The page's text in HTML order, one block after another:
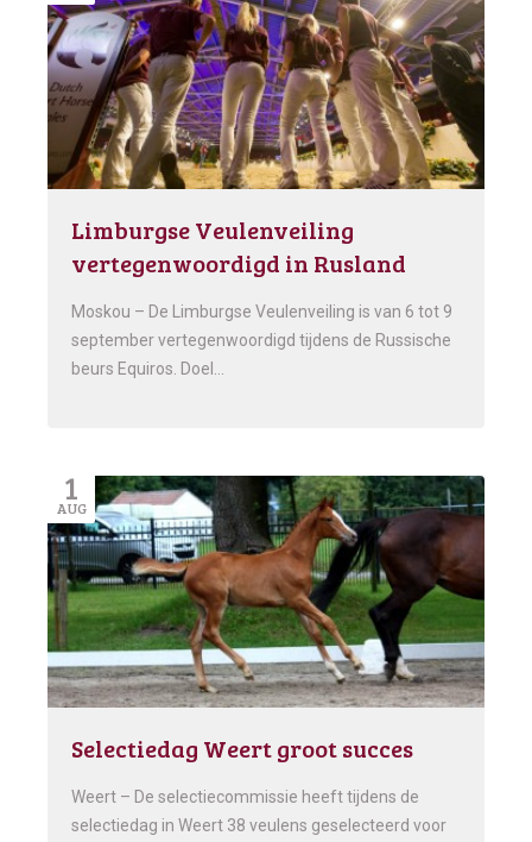
Limburgse Veulenveiling
vertegenwoordigd in Rusland
Moskou – De Limburgse Veulenveiling is van 6 tot 9
september vertegenwoordigd tijdens de Russische
beurs Equiros. Doel…
1
AUG
Selectiedag Weert groot succes
Weert – De selectiecommissie heeft tijdens de
selectiedag in Weert 38 veulens geselecteerd voor